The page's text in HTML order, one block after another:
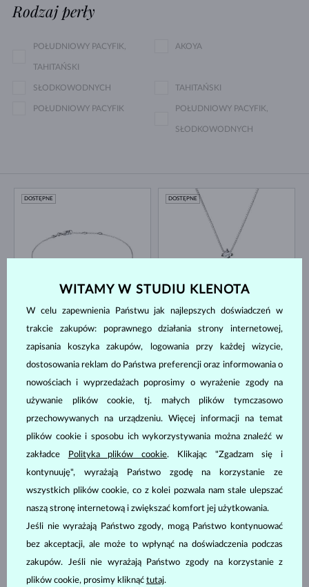
Rodzaj perły
POŁUDNIOWY PACYFIK,
TAHITAŃSKI
AKOYA
SŁODKOWODNYCH TAHITAŃSKI
POŁUDNIOWY PACYFIK POŁUDNIOWY PACYFIK,
SŁODKOWODNYCH
BIAŁE ZŁOTO
DOSTĘPNE
3 380 zł
BIAŁE ZŁOTO
DOSTĘPNE
5 580 zł
BIAŁE ZŁOTO
DOSTĘPNE
9 980 zł
BIAŁE ZŁOTO
DOSTĘPNE
13 180 zł
DOSTĘPNE DOSTĘPNE
WITAMY W STUDIU KLENOTA
W celu zapewnienia Państwu jak najlepszych doświadczeń w
trakcie zakupów: poprawnego działania strony internetowej,
zapisania koszyka zakupów, logowania przy każdej wizycie,
dostosowania reklam do Państwa preferencji oraz informowania o
nowościach i wyprzedażach poprosimy o wyrażenie zgody na
używanie plików cookie, tj. małych plików tymczasowo
przechowywanych na urządzeniu. Więcej informacji na temat
plików cookie i sposobu ich wykorzystywania można znaleźć w
zakładce
Polityka plików cookie. Klikając "Zgadzam się i
kontynuuję", wyrażają Państwo zgodę na korzystanie ze
wszystkich plików cookie, co z kolei pozwala nam stale ulepszać
naszą stronę internetową i zwiększać komfort jej użytkowania.
Jeśli nie wyrażają Państwo zgody, mogą Państwo kontynuować
bez akceptacji, ale może to wpłynąć na doświadczenia podczas
zakupów. Jeśli nie wyrażają Państwo zgody na korzystanie z
plików cookie, prosimy kliknąć tutaj.